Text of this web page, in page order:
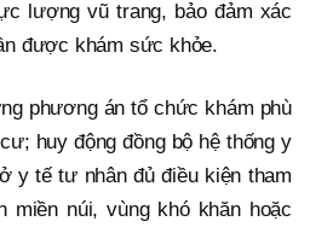
lượng vũ trang, bảo đảm xác
được khám sức khỏe.
phương án tổ chức khám phù
huy động đồng bộ hệ thống y
y tế tư nhân đủ điều kiện tham
núi, vùng khó khăn hoặc